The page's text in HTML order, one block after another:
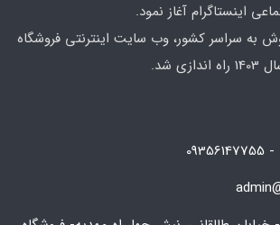
اینستاگرام آغاز نمود.
به سراسر کشور، وب سایت اینترنتی فروشگاه
شد.